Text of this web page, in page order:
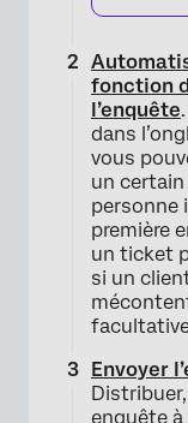
fonction
l’enquête
dans
vous
un certain
personne
première
un ticket
si un
Envoyer
enquête